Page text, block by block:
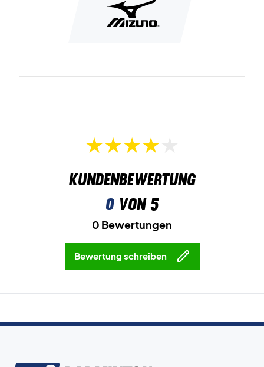
ist die einzigartige Flexrille in der Sohle, die
gute Voraussetzungen für schnelle und stabile Fußarbeit
Material ist sowohl strapazierfähig als auch rutschfest.
Kundenbewertung
0von 5
0 Bewertungen
Bewertung schreiben